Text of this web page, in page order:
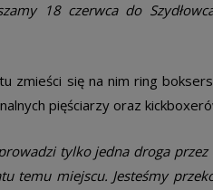
18 czerwca do
zmieści się na nim ring
pięściarzy oraz
tylko jedna droga
temu miejscu. Jesteśmy